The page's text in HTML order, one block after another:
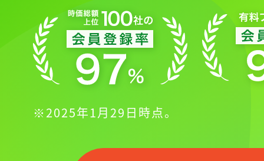
※2025年1月29日時点。